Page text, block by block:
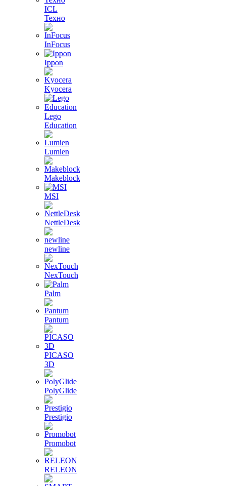
ICL
Техно
InFocus
Ippon
Kyocera
Lego
Education
Lumien
Makeblock
MSI
NettleDesk
newline
NexTouch
Palm
Pantum
PICASO
3D
PolyGlide
Prestigio
Promobot
RELEON